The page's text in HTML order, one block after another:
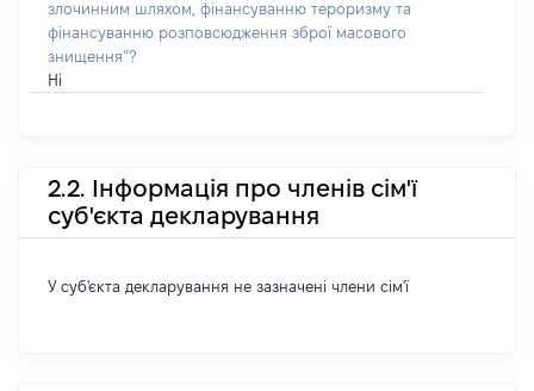
злочинним шляхом, фінансуванню тероризму та
фінансуванню розповсюдження зброї масового
знищення”?
Ні
2.2. Інформація про членів сім'ї
суб'єкта декларування
У суб'єкта декларування не зазначені члени сім'ї